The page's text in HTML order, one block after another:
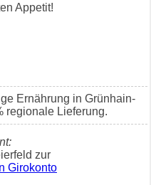
Appetit!
Ernährung in Grünhain-
regionale Lieferung.
zur
Girokonto